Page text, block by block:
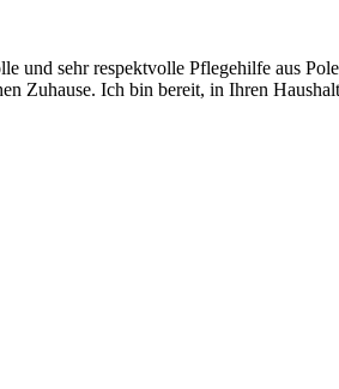
und sehr respektvolle Pflegehilfe aus
Zuhause. Ich bin bereit, in Ihren